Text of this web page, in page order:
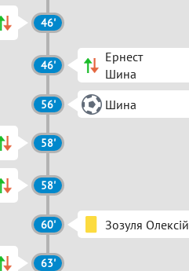
46'
46'
Ернест
Шина
56'
Шина
58'
58'
60'
Зозуля Олексій
63'